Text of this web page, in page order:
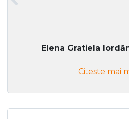
Elena Gratiela
Citeste mai